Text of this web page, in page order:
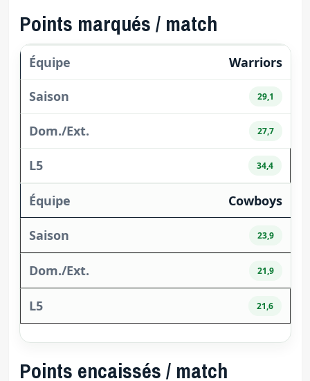
Points marqués / match
Warriors
29,1
27,7
34,4
Cowboys
23,9
21,9
21,6
Points encaissés / match